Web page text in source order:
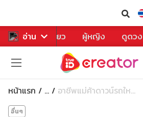
อ่าน
หาร ท่องเที่ยว ผู้หญิง ดูดวง
หน้าแรก ... อาชีพแม่ค้าดาวน์รถให...
อื่นๆ